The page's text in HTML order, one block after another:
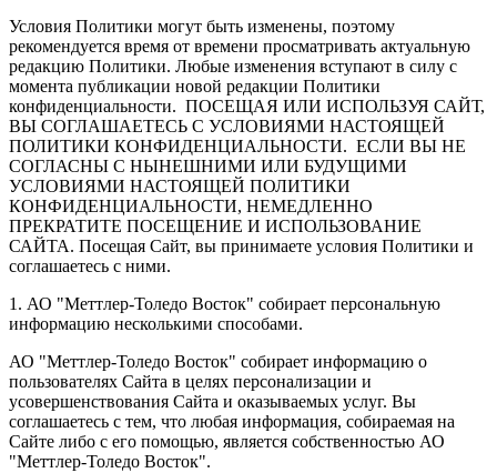
Условия Политики могут быть изменены, поэтому
рекомендуется время от времени просматривать актуальную
редакцию Политики. Любые изменения вступают в силу с
момента публикации новой редакции Политики
конфиденциальности. ПОСЕЩАЯ ИЛИ ИСПОЛЬЗУЯ САЙТ,
ВЫ СОГЛАШАЕТЕСЬ С УСЛОВИЯМИ НАСТОЯЩЕЙ
ПОЛИТИКИ КОНФИДЕНЦИАЛЬНОСТИ. ЕСЛИ ВЫ НЕ
СОГЛАСНЫ С НЫНЕШНИМИ ИЛИ БУДУЩИМИ
УСЛОВИЯМИ НАСТОЯЩЕЙ ПОЛИТИКИ
КОНФИДЕНЦИАЛЬНОСТИ, НЕМЕДЛЕННО
ПРЕКРАТИТЕ ПОСЕЩЕНИЕ И ИСПОЛЬЗОВАНИЕ
САЙТА. Посещая Сайт, вы принимаете условия Политики и
соглашаетесь с ними.
1. АО "Меттлер-Толедо Восток" собирает персональную
информацию несколькими способами.
АО "Меттлер-Толедо Восток" собирает информацию о
пользователях Сайта в целях персонализации и
усовершенствования Сайта и оказываемых услуг. Вы
соглашаетесь с тем, что любая информация, собираемая на
Сайте либо с его помощью, является собственностью АО
"Меттлер-Толедо Восток".